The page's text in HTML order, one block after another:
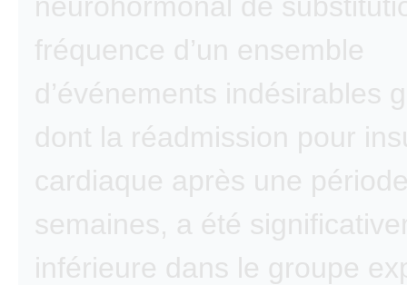
fréquence d’un ensemble
d’événements indésirables
dont la réadmission pour
cardiaque après une
semaines, a été
inférieure dans le groupe